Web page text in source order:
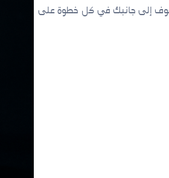
إلى جانبك في كل خطوة على